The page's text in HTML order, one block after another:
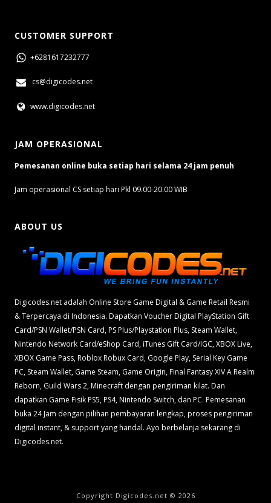
CUSTOMER SUPPORT
+6281617232777
cs@digicodes.net
www.digicodes.net
JAM OPERASIONAL
Pemesanan online buka setiap hari selama 24 jam penuh
Jam operasional CS setiap hari Pkl 09.00-20.00 WIB
ABOUT US
Digicodes.net adalah Online Store Game Digital & Game Retail Resmi
& Terpercaya di Indonesia. Dapatkan Voucher Digital PlayStation Gift
Card/PSN Wallet/PSN Card, PS Plus/Playstation Plus, Steam Wallet,
Nintendo Network Card/eShop Card, iTunes Gift Card/IGC, XBOX Live,
XBOX Game Pass, Roblox Robux Card, Google Play, Serial Key Game
PC, Steam Wallet, Game Steam, Game Origin, Final Fantasy XIV A Realm
Reborn, Guild Wars 2, Minecraft dengan pengiriman kilat. Dan
dapatkan Game Fisik PS5, PS4, Nintendo Switch, dan PC. Pemesanan
buka 24 Jam dengan pilihan pembayaran lengkap, proses pengiriman
digital instant, & support yang handal. Ayo berbelanja sekarang di
Digicodes.net.
Copyright Digicodes.net © 2026